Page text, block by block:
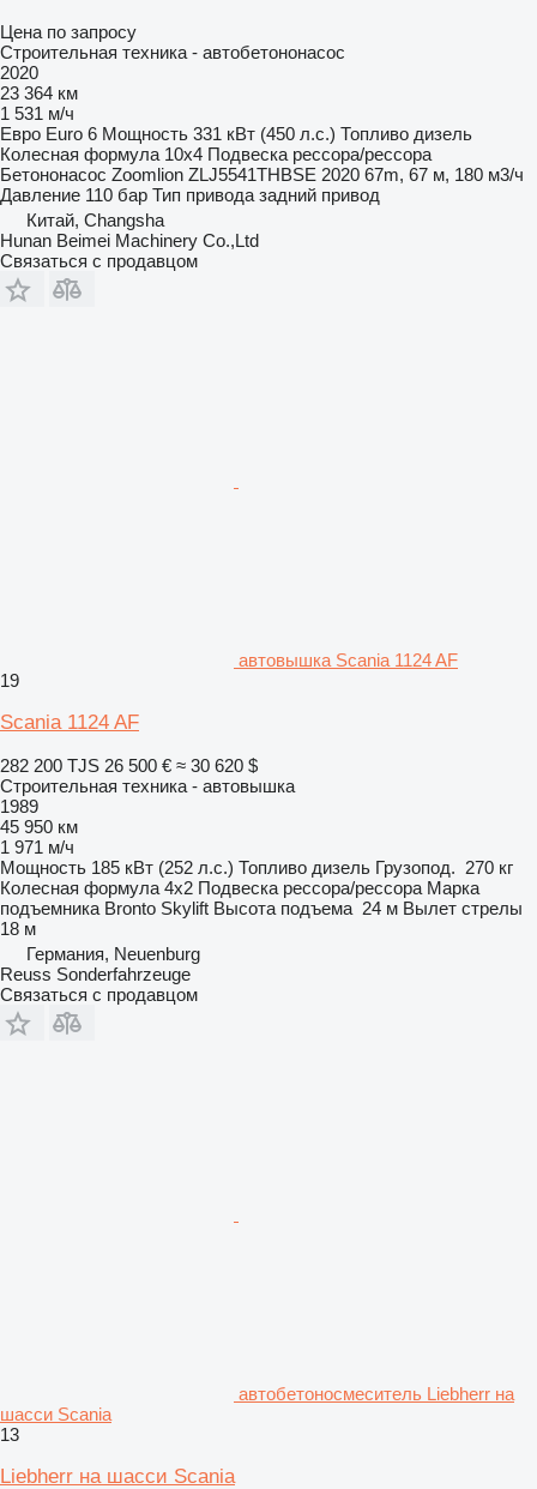
Цена по запросу
Строительная техника - автобетононасос
2020
23 364 км
1 531 м/ч
Евро Euro 6 Мощность 331 кВт (450 л.с.) Топливо дизель
Колесная формула 10x4 Подвеска рессора/рессора
Бетононасос Zoomlion ZLJ5541THBSE 2020 67m, 67 м, 180 м3/ч
Давление 110 бар Тип привода задний привод
Китай, Changsha
Hunan Beimei Machinery Co.,Ltd
Связаться с продавцом
автовышка Scania 1124 AF
19
Scania 1124 AF
282 200 TJS 26 500 € ≈ 30 620 $
Строительная техника - автовышка
1989
45 950 км
1 971 м/ч
Мощность 185 кВт (252 л.с.) Топливо дизель Грузопод. 270 кг
Колесная формула 4x2 Подвеска рессора/рессора Марка
подъемника Bronto Skylift Высота подъема 24 м Вылет стрелы
18 м
Германия, Neuenburg
Reuss Sonderfahrzeuge
Связаться с продавцом
автобетоносмеситель Liebherr на
шасси Scania
13
Liebherr на шасси Scania